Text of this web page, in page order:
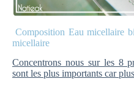
Composition Eau micellaire
micellaire
Concentrons nous sur les 8
sont les plus importants car